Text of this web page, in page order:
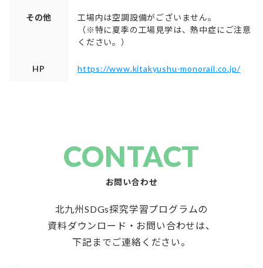
その他
工場内は空調設備がございません。
（※特に夏季の工場見学は、熱中症にご注意
ください。）
HP https://www.kitakyushu-monorail.co.jp/
CONTACT
お問い合わせ
北九州SDGs探究学習プログラムの
資料ダウンロード・お問い合わせは、
下記までご連絡ください。